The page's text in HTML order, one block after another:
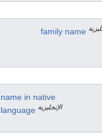
family name
name in native
language الإنجليزية